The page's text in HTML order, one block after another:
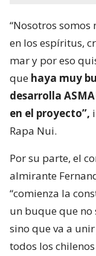
“Nosotros somos
en los espíritus,
mar y por eso
que haya muy
desarrolla
en el proyecto”,
Rapa Nui.
Por su parte, el
almirante
“comienza la
un buque que no
sino que va a
todos los